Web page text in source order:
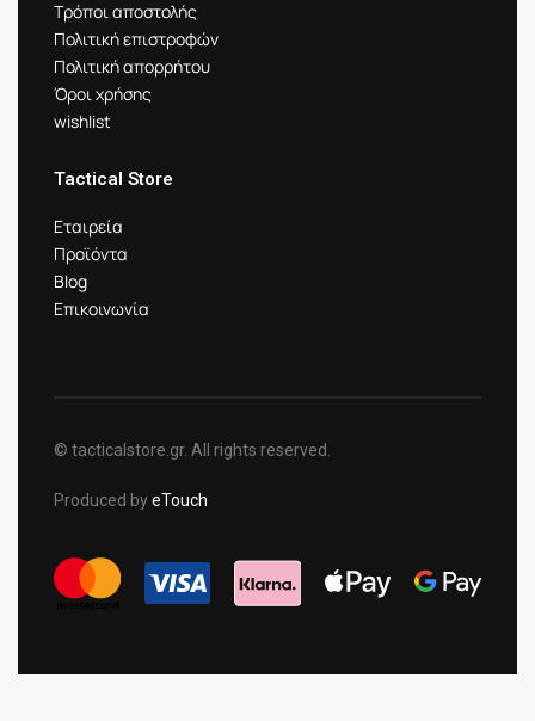
Τρόποι αποστολής
Πολιτική επιστροφών
Πολιτική απορρήτου
Όροι χρήσης
wishlist
Tactical Store
Εταιρεία
Προϊόντα
Blog
Επικοινωνία
© tacticalstore.gr. All rights reserved.
Produced byeTouch